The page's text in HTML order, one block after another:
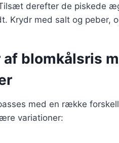
derefter de piskede
Krydr med salt og peber,
af blomkålsris
med en række
variationer: